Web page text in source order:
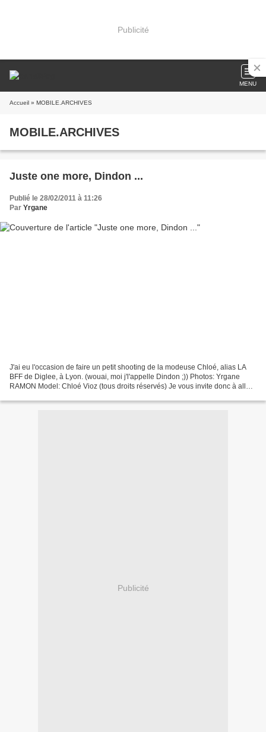
Publicité
MENU
Accueil » MOBILE.ARCHIVES
MOBILE.ARCHIVES
Juste one more, Dindon ...
Publié le 28/02/2011 à 11:26
Par Yrgane
J'ai eu l'occasion de faire un petit shooting de la modeuse Chloé, alias LA
BFF de Diglee, à Lyon. (wouai, moi j'l'appelle Dindon ;)) Photos: Yrgane
RAMON Model: Chloé Vioz (tous droits réservés) Je vous invite donc à aller
Publicité